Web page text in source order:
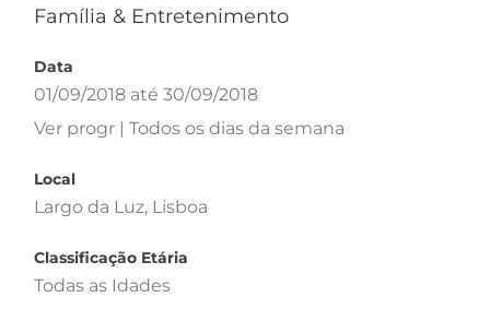
Família & Entretenimento
Data
01/09/2018 até 30/09/2018
Ver progr | Todos os dias da semana
Local
Largo da Luz, Lisboa
Classificação Etária
Todas as Idades